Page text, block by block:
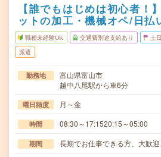
【誰でもはじめは初心者！
ットの加工・機械オペ/日払
職種未経験OK 交通費別途支給あり 土
派遣
勤務地
富山県富山市
越中八尾駅から車6分
曜日頻度 月～金
時間 08:30～17:1520:15～05:00
期間 長期でお仕事できる方、大歓迎